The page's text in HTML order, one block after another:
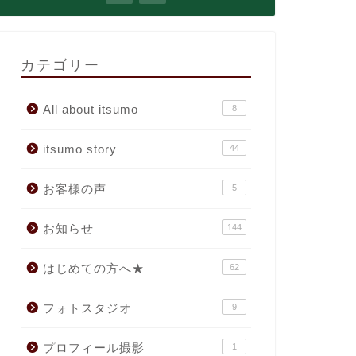
カテゴリー
All about itsumo 8
itsumo story 44
お客様の声 5
お知らせ 144
はじめての方へ★ 62
フォトスタジオ 9
プロフィール撮影 1